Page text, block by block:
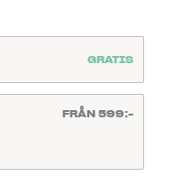
GRATIS
FRÅN 599:-